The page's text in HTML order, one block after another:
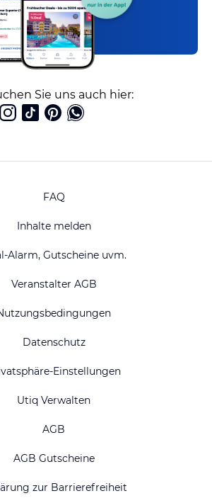
Sie uns auch hier:
FAQ
Inhalte melden
Alarm, Gutscheine uvm.
Veranstalter AGB
Datenschutz
Einstellungen
Utiq Verwalten
AGB
AGB Gutscheine
zur Barrierefreiheit